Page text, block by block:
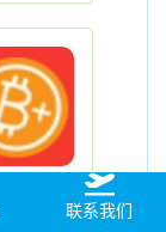
联系我们